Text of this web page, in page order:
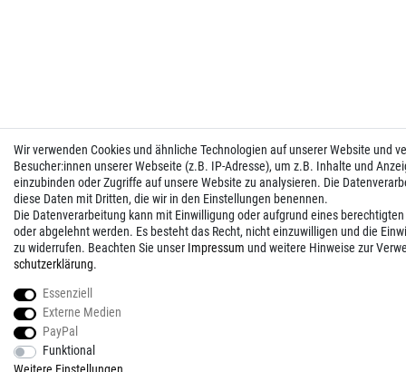
Wir verwenden Cookies und ähnliche Technologien auf unserer Website und
Besucher:innen unserer Webseite (z.B. IP-Adresse), um z.B. Inhalte und
einzubinden oder Zugriffe auf unsere Website zu analysieren. Die
diese Daten mit Dritten, die wir in den Einstellungen benennen.
Die Datenverarbeitung kann mit Einwilligung oder aufgrund eines
oder abgelehnt werden. Es besteht das Recht, nicht einzuwilligen und die
zu widerrufen. Beachten Sie unser Impressum und weitere Hinweise zur
schutz­erklärung.
Essenziell
Externe Medien
PayPal
Funktional